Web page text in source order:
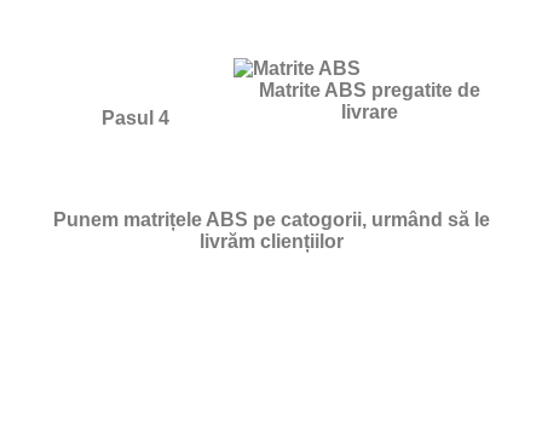
Matrite ABS pregatite de
livrare
Pasul 4
Punem matrițele ABS pe catogorii, urmând să le
livrăm cliențiilor